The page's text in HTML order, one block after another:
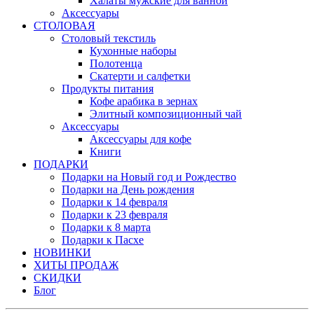
Аксессуары
СТОЛОВАЯ
Столовый текстиль
Кухонные наборы
Полотенца
Скатерти и салфетки
Продукты питания
Кофе арабика в зернах
Элитный композиционный чай
Аксессуары
Аксессуары для кофе
Книги
ПОДАРКИ
Подарки на Новый год и Рождество
Подарки на День рождения
Подарки к 14 февраля
Подарки к 23 февраля
Подарки к 8 марта
Подарки к Пасхе
НОВИНКИ
ХИТЫ ПРОДАЖ
СКИДКИ
Блог